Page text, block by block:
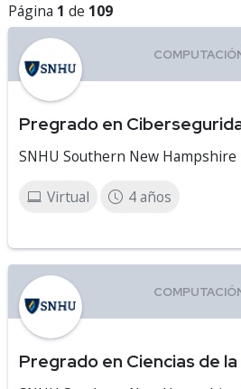
Página 1 de 109
Pregrado en
SNHU Southern New
Virtual 4 años
Pregrado en Ciencias de